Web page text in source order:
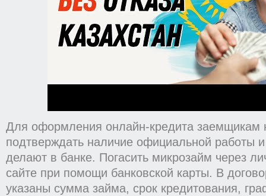
Для оформления онлайн-кредита заемщикам
подтверждать наличие официальной работы
делают в банке. Погасить микрозайм через
сайте при помощи банковской карты. В
указаны сумма займа, срок кредитования,